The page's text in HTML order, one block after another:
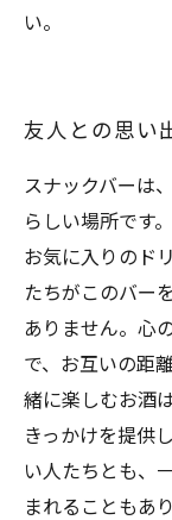
い。
友人との思い
スナックバーは
らしい場所です
お気に入りのド
たちがこのバー
ありません。心
で、お互いの距
緒に楽しむお酒
きっかけを提供
い人たちとも、
まれることもあ